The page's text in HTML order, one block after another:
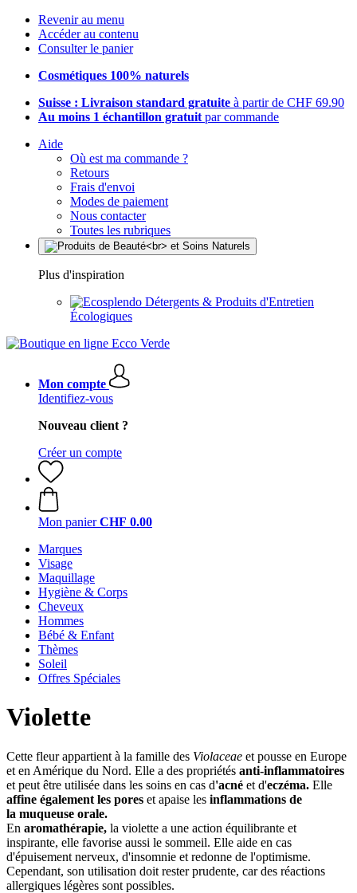
Revenir au menu
Accéder au contenu
Consulter le panier
Cosmétiques 100% naturels
Suisse : Livraison standard gratuite à partir de CHF 69.90
Au moins 1 échantillon gratuit par commande
Aide
Où est ma commande ?
Retours
Frais d'envoi
Modes de paiement
Nous contacter
Toutes les rubriques
Plus d'inspiration
Détergents & Produits d'Entretien
Écologiques
Mon compte
Identifiez-vous
Nouveau client ?
Créer un compte
Mon panier CHF 0.00
Marques
Visage
Maquillage
Hygiène & Corps
Cheveux
Hommes
Bébé & Enfant
Thèmes
Soleil
Offres Spéciales
Violette
Cette fleur appartient à la famille des Violaceae et pousse en Europe
et en Amérique du Nord. Elle a des propriétés anti-inflammatoires
et peut être utilisée dans les soins en cas d'acné et d'eczéma. Elle
affine également les pores et apaise les inflammations de
la muqueuse orale.
En aromathérapie, la violette a une action équilibrante et
inspirante, elle favorise aussi le sommeil. Elle aide en cas
d'épuisement nerveux, d'insomnie et redonne de l'optimisme.
Cependant, son utilisation doit rester prudente, car des réactions
allergiques légères sont possibles.